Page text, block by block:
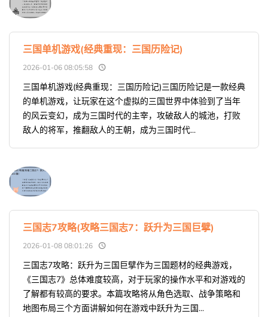
三国单机游戏(经典重现：三国历险记)
2026-01-06 08:05:58
三国单机游戏(经典重现：三国历险记)三国历险记是一款经典
的单机游戏，让玩家在这个虚拟的三国世界中体验到了当年
的风云变幻，成为三国时代的主宰，攻破敌人的城池，打败
敌人的将军，推翻敌人的王朝，成为三国时代...
三国志7攻略(攻略三国志7：跃升为三国巨擘)
2026-01-08 08:01:26
三国志7攻略：跃升为三国巨擘作为三国题材的经典游戏，
《三国志7》总体难度较高，对于玩家的操作水平和对游戏的
了解都有较高的要求。本篇攻略将从角色选取、战争策略和
地图布局三个方面讲解如何在游戏中跃升为三国...